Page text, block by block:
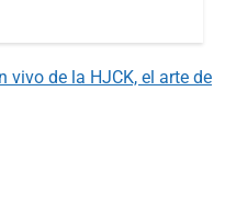
vivo de la HJCK, el arte de